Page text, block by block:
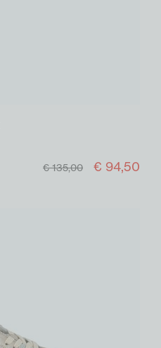
€ 135,00 € 94,50